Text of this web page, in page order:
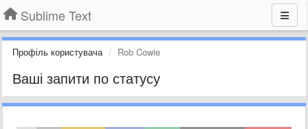
Sublime Text
Профіль користувача Rob Cowie
Ваші запити по статусу